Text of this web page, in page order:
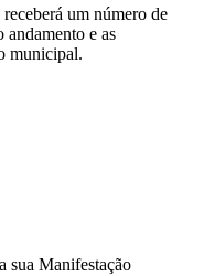
um número de
e as
municipal.
sua Manifestação